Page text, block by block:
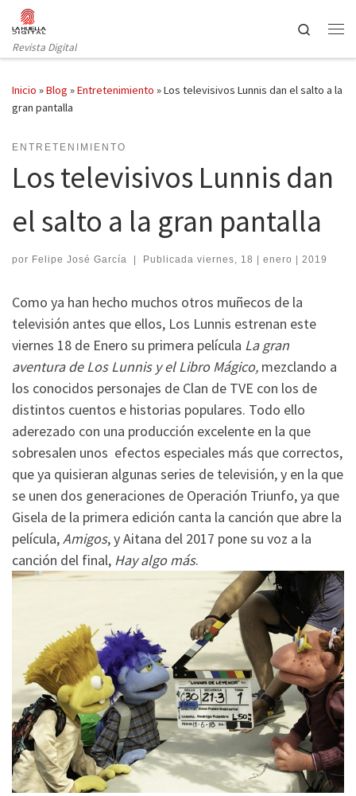
Saltar al contenido
Revista Digital
Search
Inicio »Blog »Entretenimiento »Los televisivos Lunnis dan el salto a la
gran pantalla
ENTRETENIMIENTO
Los televisivos Lunnis dan
el salto a la gran pantalla
por Felipe José García | Publicada viernes, 18 | enero | 2019
Como ya han hecho muchos otros muñecos de la
televisión antes que ellos, Los Lunnis estrenan este
viernes 18 de Enero su primera película La gran
aventura de Los Lunnis y el Libro Mágico, mezclando a
los conocidos personajes de Clan de TVE con los de
distintos cuentos e historias populares. Todo ello
aderezado con una producción excelente en la que
sobresalen unos efectos especiales más que correctos,
que ya quisieran algunas series de televisión, y en la que
se unen dos generaciones de Operación Triunfo, ya que
Gisela de la primera edición canta la canción que abre la
película,Amigos, y Aitana del 2017 pone su voz a la
canción del final, Hay algo más.